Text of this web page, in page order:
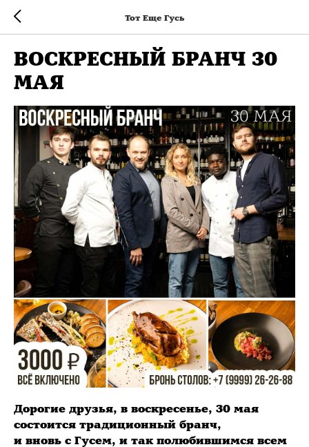
Тот Еще Гусь
ВОСКРЕСНЫЙ БРАНЧ 30
МАЯ
Дорогие друзья, в воскресенье, 30 мая
состоится традиционный бранч,
и вновь с Гусем, и так полюбившимся всем